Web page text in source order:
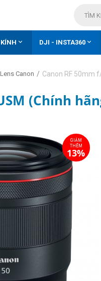
 DJI - INSTA360 
Lens Canon / Canon RF 50mm
(Chính